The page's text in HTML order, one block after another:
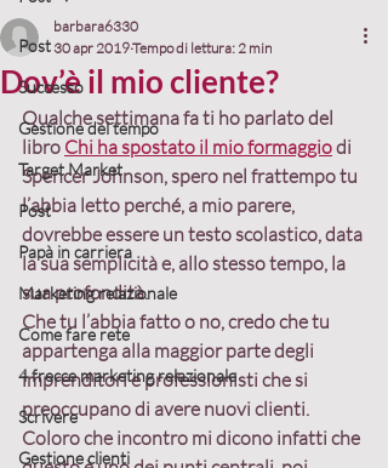
Post
Successo
Gestione del tempo
Target Market
Post
Papà in carriera
Marketing relazionale
Come fare rete
4 frecce marketing relazionale
Scrivere
Gestione clienti
Dov’è il mio cliente?
barbara6330
30 apr 2019Tempo di lettura: 2 min
Qualche settimana fa ti ho parlato del
libro Chi ha spostato il mio formaggio di
Spencer Johnson, spero nel frattempo tu
l’abbia letto perché, a mio parere,
dovrebbe essere un testo scolastico, data
la sua semplicità e, allo stesso tempo, la
sua profondità.
Che tu l’abbia fatto o no, credo che tu
appartenga alla maggior parte degli
imprenditori e professionisti che si
preoccupano di avere nuovi clienti.
Coloro che incontro mi dicono infatti che